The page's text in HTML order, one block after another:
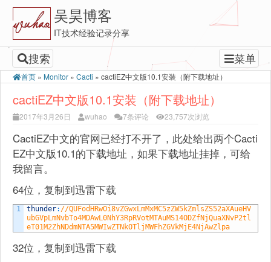
吴昊博客
IT技术经验记录分享
搜索 菜单
首页 » Monitor » Cacti » cactiEZ中文版10.1安装（附下载地址）
cactiEZ中文版10.1安装（附下载地址）
2017年3月26日 wuhao 7条评论 23,757次浏览
CactiEZ中文的官网已经打不开了，此处给出两个Cacti
EZ中文版10.1的下载地址，如果下载地址挂掉，可给
我留言。
64位，复制到迅雷下载
1 thunder: //QUFodHRwOi8vZGwxLmMxMC5zZW5kZmlsZS52aXAueHV
ubGVpLmNvbTo4MDAwL0NhY3RpRVotMTAuMS14ODZfNjQuaXNvP2tl
eT01M2ZhNDdmNTA5MWIwZTNkOTljMWFhZGVkMjE4NjAwZlpa
32位，复制到迅雷下载